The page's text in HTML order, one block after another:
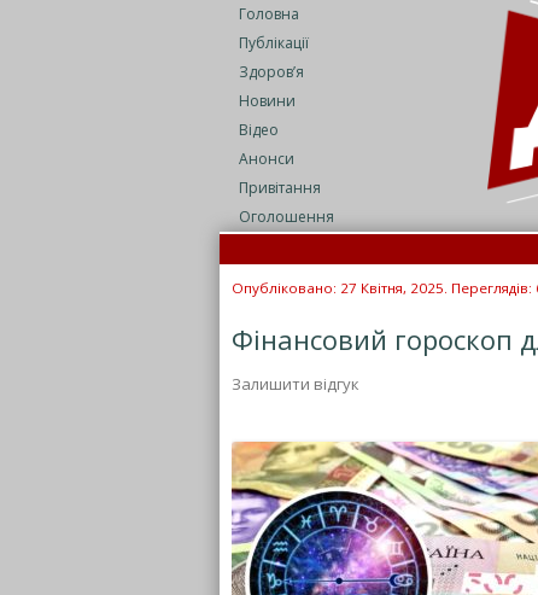
Головна
Публікації
Здоров’я
Новини
Відео
Анонси
Привітання
Оголошення
Опубліковано: 27 Квітня, 2025. Переглядів:
Фінансовий гороскоп
Залишити відгук